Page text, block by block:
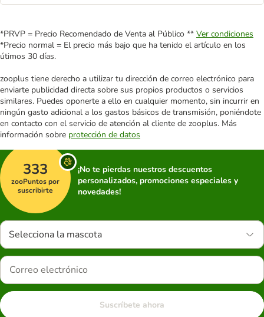
*PRVP = Precio Recomendado de Venta al Público ** Ver condiciones
*Precio normal = El precio más bajo que ha tenido el artículo en los
útimos 30 días.
zooplus tiene derecho a utilizar tu dirección de correo electrónico para
enviarte publicidad directa sobre sus propios productos o servicios
similares. Puedes oponerte a ello en cualquier momento, sin incurrir en
ningún gasto adicional a los gastos básicos de transmisión, poniéndote
en contacto con el servicio de atención al cliente de zooplus. Más
información sobre protección de datos
333
zooPuntos por
suscribirte
¡No te pierdas nuestros descuentos
personalizados, promociones especiales y
novedades!
Selecciona la mascota
Suscríbete ahora